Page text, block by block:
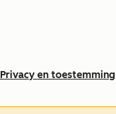
Privacy en toestemming